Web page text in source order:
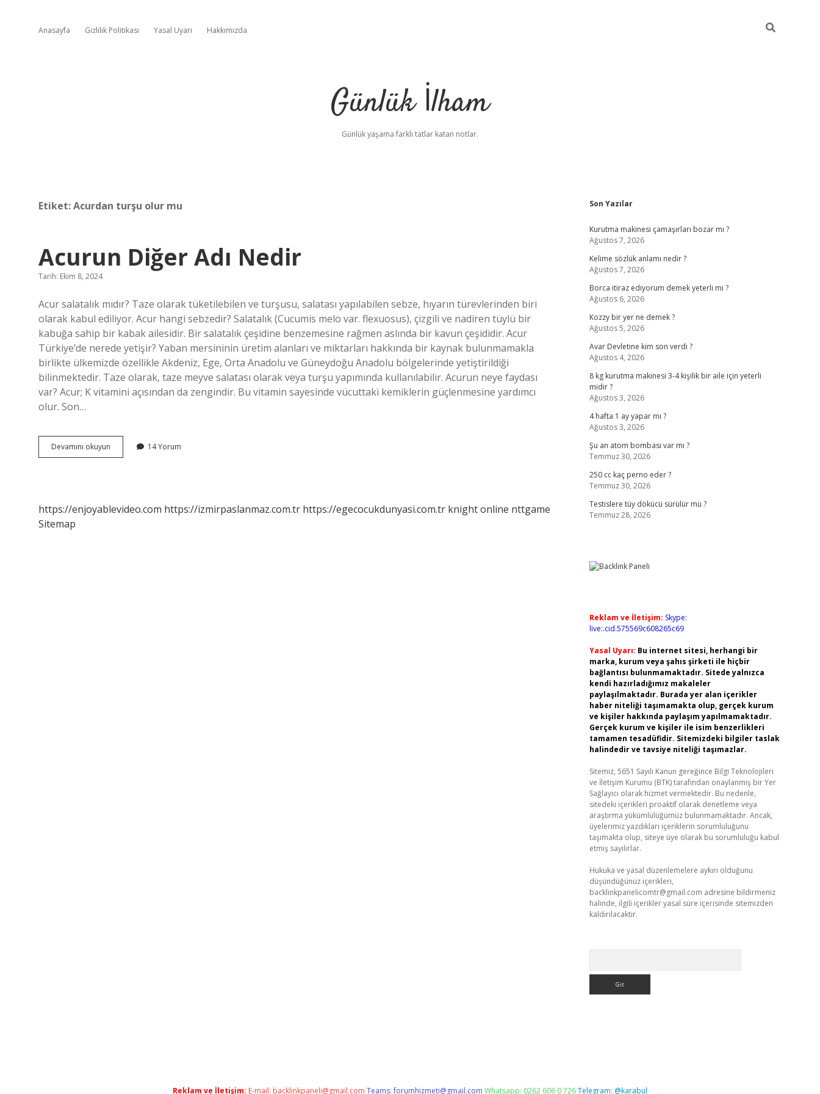
Anasayfa Gizlilik Politikası Yasal Uyarı Hakkımızda
Günlük İlham
Günlük yaşama farklı tatlar katan notlar.
Etiket:Acurdan turşu olur mu
Acurun Diğer Adı Nedir
Tarih: Ekim 8, 2024
Acur salatalık mıdır? Taze olarak tüketilebilen ve turşusu, salatası yapılabilen sebze, hıyarın türevlerinden biri
olarak kabul ediliyor. Acur hangi sebzedir? Salatalık (Cucumis melo var. flexuosus), çizgili ve nadiren tüylü bir
kabuğa sahip bir kabak ailesidir. Bir salatalık çeşidine benzemesine rağmen aslında bir kavun çeşididir. Acur
Türkiye’de nerede yetişir? Yaban mersininin üretim alanları ve miktarları hakkında bir kaynak bulunmamakla
birlikte ülkemizde özellikle Akdeniz, Ege, Orta Anadolu ve Güneydoğu Anadolu bölgelerinde yetiştirildiği
bilinmektedir. Taze olarak, taze meyve salatası olarak veya turşu yapımında kullanılabilir. Acurun neye faydası
var? Acur; K vitamini açısından da zengindir. Bu vitamin sayesinde vücuttaki kemiklerin güçlenmesine yardımcı
olur. Son…
Devamını okuyun
Diğer
14 Yorum
https://enjoyablevideo.com https://izmirpaslanmaz.com.tr https://egecocukdunyasi.com.tr knight online nttgame
Sitemap
Sidebar
Son Yazılar
Kurutma makinesi çamaşırları bozar mı ?
Ağustos 7, 2026
Kelime sözlük anlamı nedir ?
Ağustos 7, 2026
Borca itiraz ediyorum demek yeterli mi ?
Ağustos 6, 2026
Kozzy bir yer ne demek ?
Ağustos 5, 2026
Avar Devletine kim son verdi ?
Ağustos 4, 2026
8 kg kurutma makinesi 3-4 kişilik bir aile için yeterli
midir ?
Ağustos 3, 2026
4 hafta 1 ay yapar mı ?
Ağustos 3, 2026
Şu an atom bombası var mı ?
Temmuz 30, 2026
250 cc kaç perno eder ?
Temmuz 30, 2026
Testislere tüy dökücü sürülür mü ?
Temmuz 28, 2026
Reklam ve İletişim: Skype:
live:.cid.575569c608265c69
Yasal Uyarı: Bu internet sitesi, herhangi bir
marka, kurum veya şahıs şirketi ile hiçbir
bağlantısı bulunmamaktadır. Sitede yalnızca
kendi hazırladığımız makaleler
paylaşılmaktadır. Burada yer alan içerikler
haber niteliği taşımamakta olup, gerçek kurum
ve kişiler hakkında paylaşım yapılmamaktadır.
Gerçek kurum ve kişiler ile isim benzerlikleri
tamamen tesadüfidir. Sitemizdeki bilgiler taslak
halindedir ve tavsiye niteliği taşımazlar.
Sitemiz, 5651 Sayılı Kanun gereğince Bilgi Teknolojileri
ve İletişim Kurumu (BTK) tarafından onaylanmış bir Yer
Sağlayıcı olarak hizmet vermektedir. Bu nedenle,
sitedeki içerikleri proaktif olarak denetleme veya
araştırma yükümlülüğümüz bulunmamaktadır. Ancak,
üyelerimiz yazdıkları içeriklerin sorumluluğunu
taşımakta olup, siteye üye olarak bu sorumluluğu kabul
etmiş sayılırlar.
Hukuka ve yasal düzenlemelere aykırı olduğunu
düşündüğünüz içerikleri,
backlinkpanelicomtr@gmail.com adresine bildirmeniz
halinde, ilgili içerikler yasal süre içerisinde sitemizden
kaldırılacaktır.
Reklam ve İletişim: E-mail: backlinkpaneli@gmail.com Teams:forumhizmeti@gmail.com Whatsapp: 0262 606 0 726Telegram: @karabul